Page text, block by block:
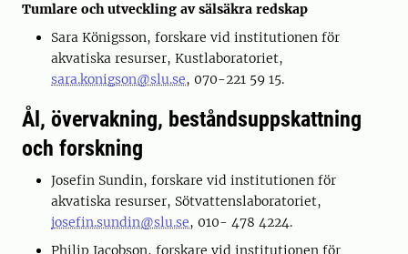
Tumlare och utveckling av sälsäkra redskap
Sara Königsson, forskare vid institutionen för
akvatiska resurser, Kustlaboratoriet,
sara.konigson@slu.se, 070-221 59 15.
Ål, övervakning, beståndsuppskattning
och forskning
Josefin Sundin, forskare vid institutionen för
akvatiska resurser, Sötvattenslaboratoriet,
josefin.sundin@slu.se, 010- 478 4224.
Philip Jacobson, forskare vid institutionen för